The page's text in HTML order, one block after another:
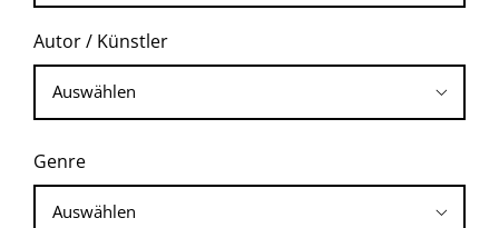
Autor / Künstler
Genre